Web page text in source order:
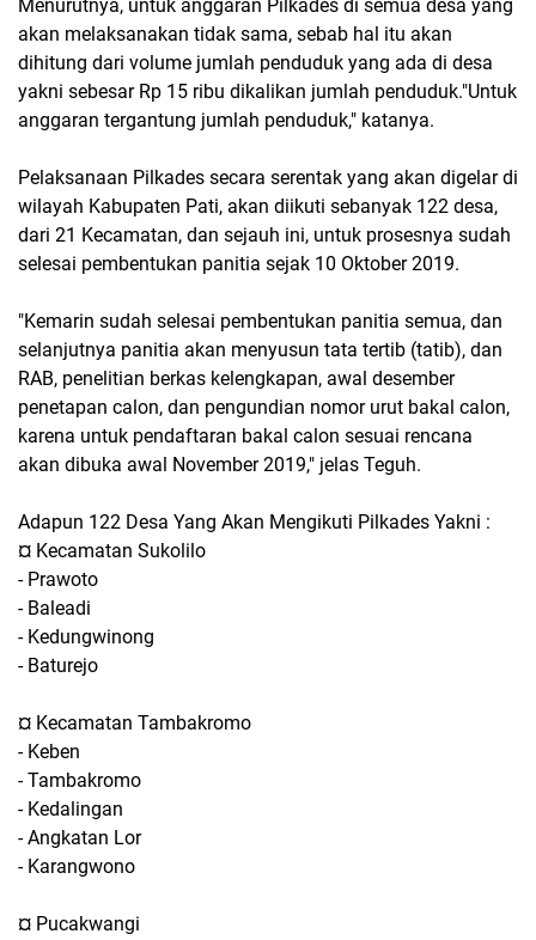
Menurutnya, untuk anggaran Pilkades di semua desa yang
akan melaksanakan tidak sama, sebab hal itu akan
dihitung dari volume jumlah penduduk yang ada di desa
yakni sebesar Rp 15 ribu dikalikan jumlah penduduk."Untuk
anggaran tergantung jumlah penduduk," katanya.
Pelaksanaan Pilkades secara serentak yang akan digelar di
wilayah Kabupaten Pati, akan diikuti sebanyak 122 desa,
dari 21 Kecamatan, dan sejauh ini, untuk prosesnya sudah
selesai pembentukan panitia sejak 10 Oktober 2019.
"Kemarin sudah selesai pembentukan panitia semua, dan
selanjutnya panitia akan menyusun tata tertib (tatib), dan
RAB, penelitian berkas kelengkapan, awal desember
penetapan calon, dan pengundian nomor urut bakal calon,
karena untuk pendaftaran bakal calon sesuai rencana
akan dibuka awal November 2019," jelas Teguh.
Adapun 122 Desa Yang Akan Mengikuti Pilkades Yakni :
¤ Kecamatan Sukolilo
- Prawoto
- Baleadi
- Kedungwinong
- Baturejo
¤ Kecamatan Tambakromo
- Keben
- Tambakromo
- Kedalingan
- Angkatan Lor
- Karangwono
¤ Pucakwangi